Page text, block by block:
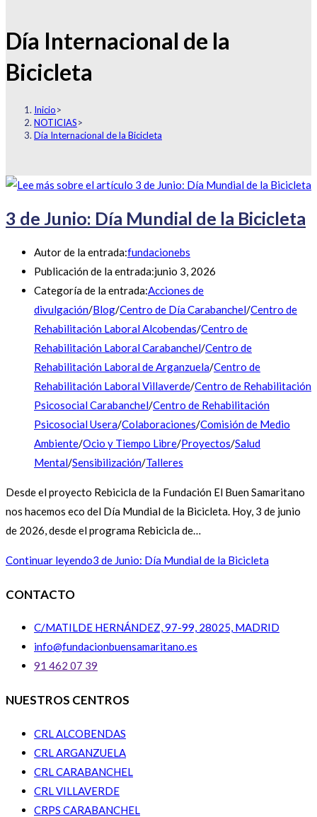
Día Internacional de la
Bicicleta
Inicio>
NOTICIAS>
Día Internacional de la Bicicleta
3 de Junio: Día Mundial de la Bicicleta
Autor de la entrada:fundacionebs
Publicación de la entrada:junio 3, 2026
Categoría de la entrada:Acciones de
divulgación/Blog/Centro de Día Carabanchel/Centro de
Rehabilitación Laboral Alcobendas/Centro de
Rehabilitación Laboral Carabanchel/Centro de
Rehabilitación Laboral de Arganzuela/Centro de
Rehabilitación Laboral Villaverde/Centro de Rehabilitación
Psicosocial Carabanchel/Centro de Rehabilitación
Psicosocial Usera/Colaboraciones/Comisión de Medio
Ambiente/Ocio y Tiempo Libre/Proyectos/Salud
Mental/Sensibilización/Talleres
Desde el proyecto Rebicicla de la Fundación El Buen Samaritano
nos hacemos eco del Día Mundial de la Bicicleta. Hoy, 3 de junio
de 2026, desde el programa Rebicicla de…
Continuar leyendo3 de Junio: Día Mundial de la Bicicleta
CONTACTO
C/MATILDE HERNÁNDEZ, 97-99, 28025, MADRID
info@fundacionbuensamaritano.es
91 462 07 39
NUESTROS CENTROS
CRL ALCOBENDAS
CRL ARGANZUELA
CRL CARABANCHEL
CRL VILLAVERDE
CRPS CARABANCHEL